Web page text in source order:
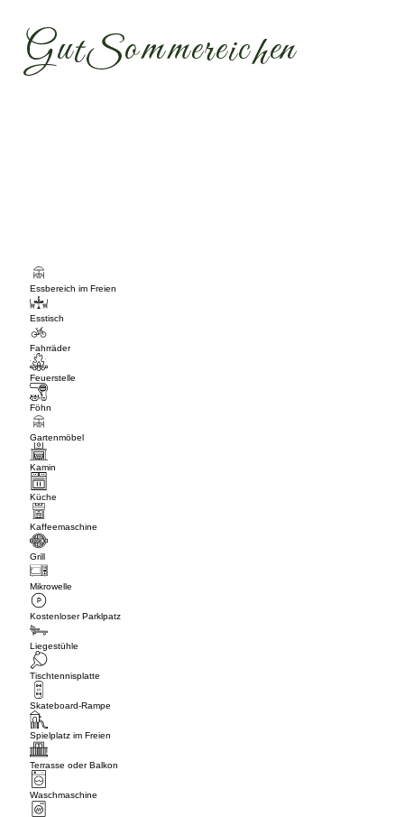
Essbereich im Freien
Esstisch
Fahrräder
Feuerstelle
Föhn
Gartenmöbel
Kamin
Küche
Kaffeemaschine
Grill
Mikrowelle
Kostenloser Parklpatz
Liegestühle
Tischtennisplatte
Skateboard-Rampe
Spielplatz im Freien
Terrasse oder Balkon
Waschmaschine